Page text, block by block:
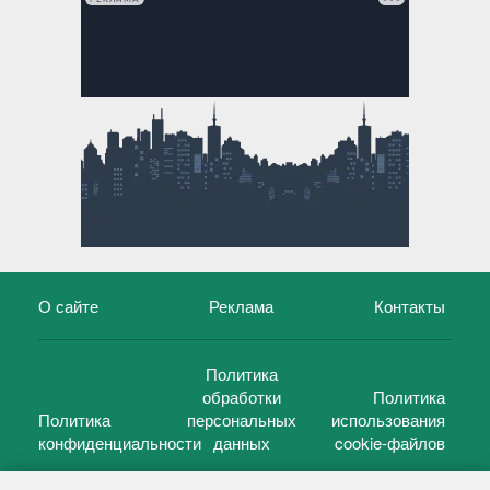
О сайте Реклама Контакты
Политика
конфиденциальности
Политика
обработки
персональных
данных
Политика
использования
cookie-файлов